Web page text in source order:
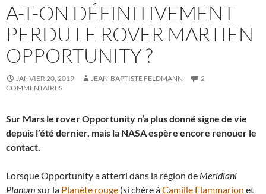
A-T-ON DÉFINITIVEMENT
PERDU LE ROVER MARTIEN
OPPORTUNITY ?
JANVIER 20, 2019 JEAN-BAPTISTE FELDMANN
2
COMMENTAIRES
Sur Mars le rover Opportunity n’a plus donné signe de vie
depuis l’été dernier, mais la NASA espère encore renouer le
contact.
Lorsque Opportunity a atterri dans la région de Meridiani
Planum sur la Planète rouge (si chère àCamille Flammarion et